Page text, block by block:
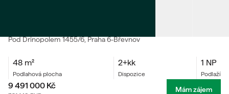
Pod Drinopolem1455/6, Praha 6-Břevnov
48 m²
podlahová plocha
2+kk
dispozice
1 NP
podlaží
9 491 000 Kč Mám zájem